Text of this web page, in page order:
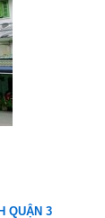
QUẬN 3